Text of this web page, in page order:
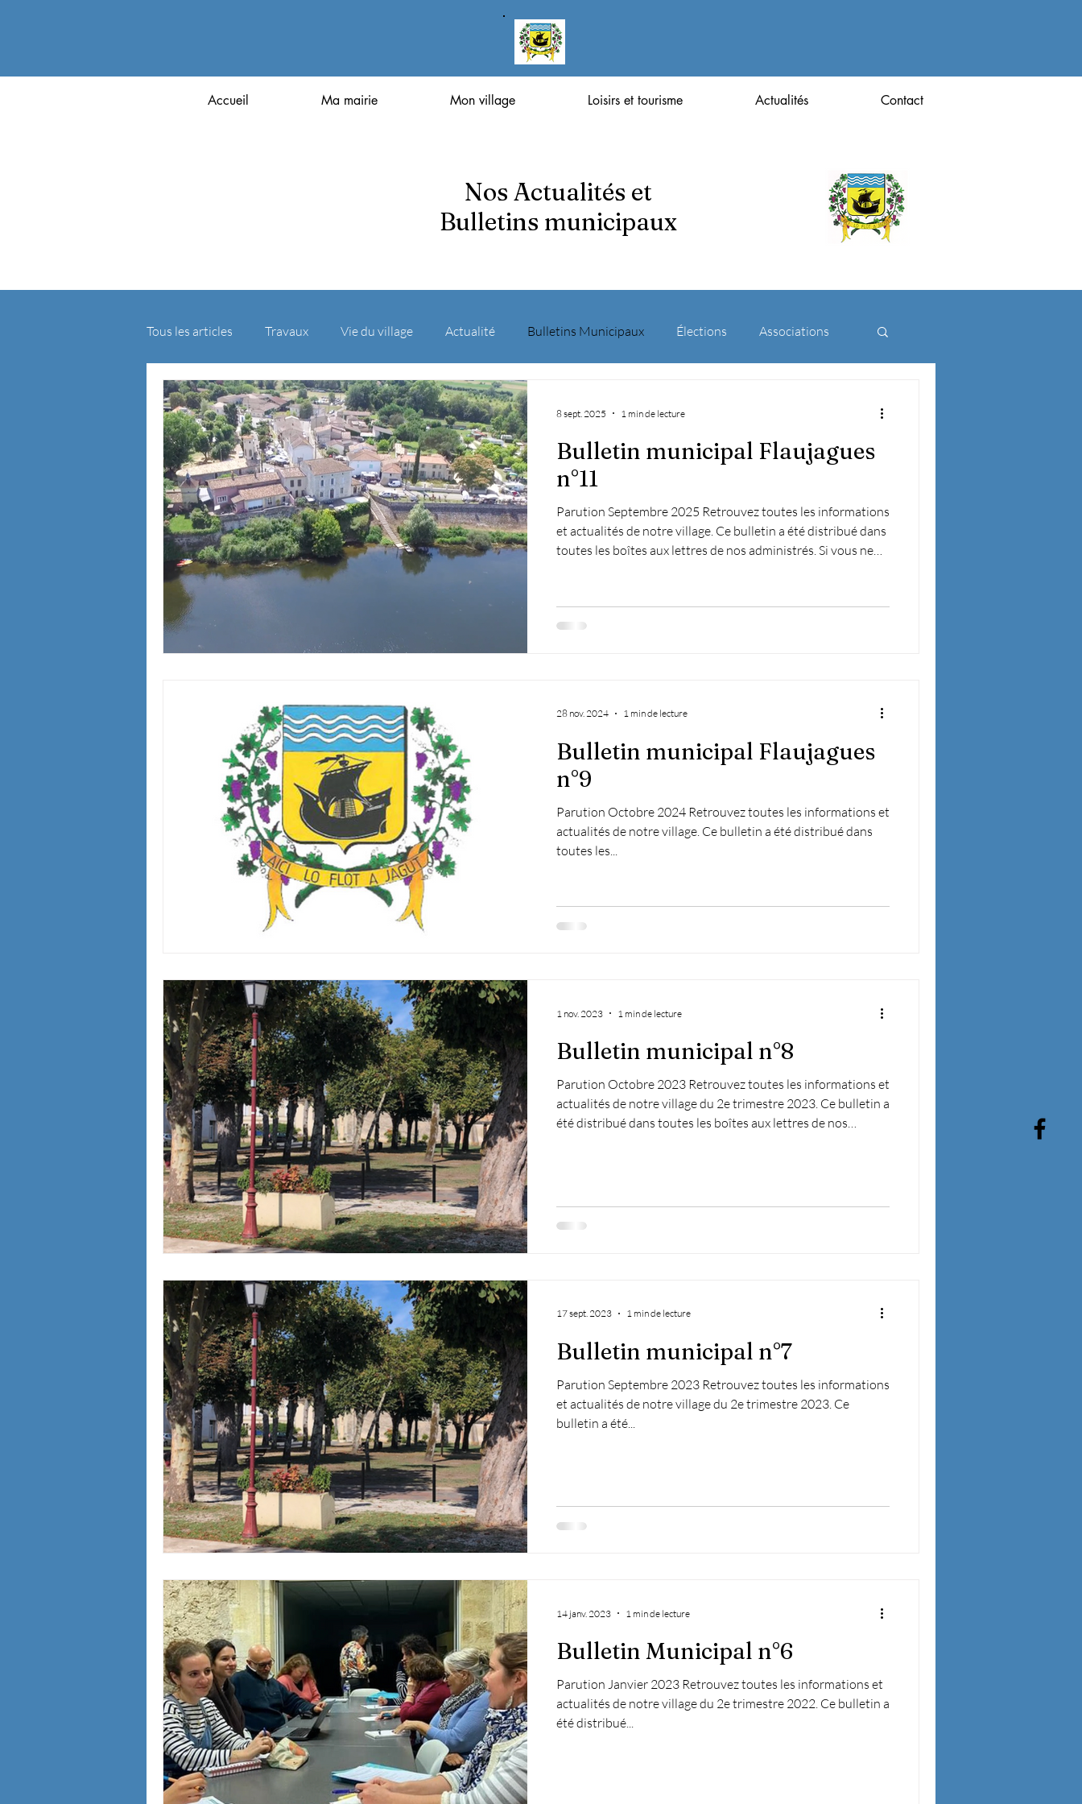
Accueil Ma mairie Mon village Loisirs et tourisme Actualités Contact
Nos Actualités et
Bulletins municipaux
Tous les articles Travaux Vie du village Actualité Bulletins Municipaux Élections Associations
Bulletin municipal Flaujagues
n°11
Parution Septembre 2025 Retrouvez toutes les informations
et actualités de notre village. Ce bulletin a été distribué dans
toutes les boîtes aux lettres de nos administrés. Si vous ne
8 sept. 2025 1 min de lecture
Bulletin municipal Flaujagues
n°9
Parution Octobre 2024 Retrouvez toutes les informations et
actualités de notre village. Ce bulletin a été distribué dans
toutes les...
28 nov. 2024 1 min de lecture
Bulletin municipal n°8
Parution Octobre 2023 Retrouvez toutes les informations et
actualités de notre village du 2e trimestre 2023. Ce bulletin a
été distribué dans toutes les boîtes aux lettres de nos
1 nov. 2023 1 min de lecture
Bulletin municipal n°7
Parution Septembre 2023 Retrouvez toutes les informations
et actualités de notre village du 2e trimestre 2023. Ce
bulletin a été...
17 sept. 2023 1 min de lecture
Bulletin Municipal n°6
Parution Janvier 2023 Retrouvez toutes les informations et
actualités de notre village du 2e trimestre 2022. Ce bulletin a
été distribué...
14 janv. 2023 1 min de lecture